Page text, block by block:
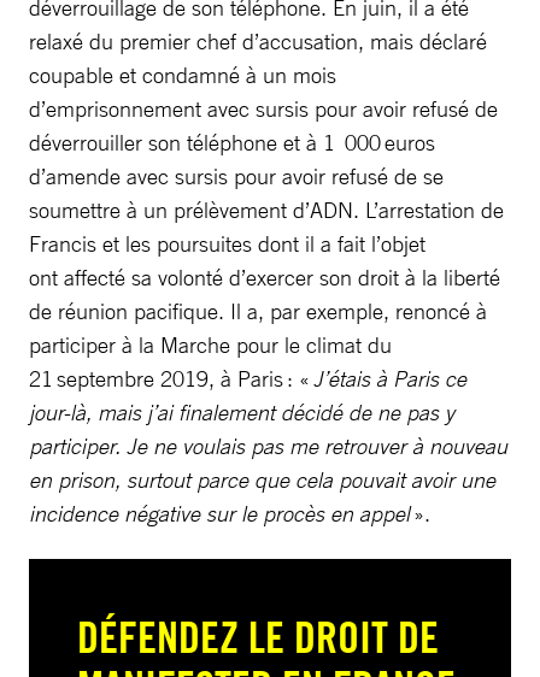
déverrouillage de son téléphone. En juin, il a été
relaxé du premier chef d’accusation, mais déclaré
coupable et condamné à un mois
d’emprisonnement avec sursis pour avoir refusé de
déverrouiller son téléphone et à 1 000 euros
d’amende avec sursis pour avoir refusé de se
soumettre à un prélèvement d’ADN. L’arrestation de
Francis et les poursuites dont il a fait l’objet
ont affecté sa volonté d’exercer son droit à la liberté
de réunion pacifique. Il a, par exemple, renoncé à
participer à la Marche pour le climat du
21 septembre 2019, à Paris : «J’étais à Paris ce
jour-là, mais j’ai finalement décidé de ne pas y
participer. Je ne voulais pas me retrouver à nouveau
en prison, surtout parce que cela pouvait avoir une
incidence négative sur le procès en appel».
DÉFENDEZ LE DROIT DE